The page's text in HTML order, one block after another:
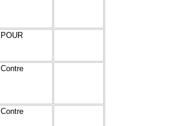
POUR
Contre
Contre